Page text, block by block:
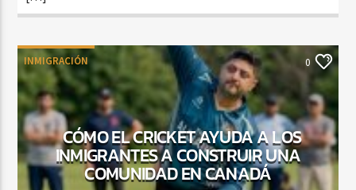
INMIGRACIÓN 0
CÓMO EL CRICKET AYUDA A LOS
INMIGRANTES A CONSTRUIR UNA
COMUNIDAD EN CANADÁ